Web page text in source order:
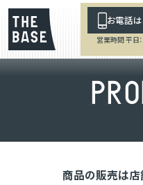
お電話
営業時間 平日
PRO
商品の販売は店